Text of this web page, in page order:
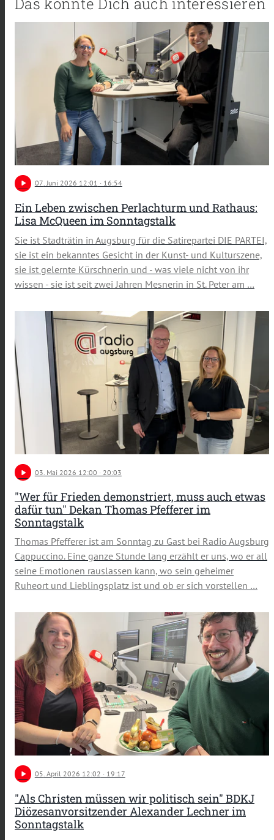
play_arrow 07. Juni 2026 12:01 · 16:54
Ein Leben zwischen Perlachturm und Rathaus:
Lisa McQueen im Sonntagstalk
Sie ist Stadträtin in Augsburg für die Satirepartei DIE PARTEI,
sie ist ein bekanntes Gesicht in der Kunst- und Kulturszene,
sie ist gelernte Kürschnerin und - was viele nicht von ihr
wissen - sie ist seit zwei Jahren Mesnerin in St. Peter am …
play_arrow 03 . Mai 2026 12:00 · 20:03
"Wer für Frieden demonstriert, muss auch etwas
dafür tun" Dekan Thomas Pfefferer im
Sonntagstalk
Thomas Pfefferer ist am Sonntag zu Gast bei Radio Augsburg
Cappuccino. Eine ganze Stunde lang erzählt er uns, wo er all
seine Emotionen rauslassen kann, wo sein geheimer
Ruheort und Lieblingsplatz ist und ob er sich vorstellen …
play_arrow 05. April 2026 12:02 · 19:17
"Als Christen müssen wir politisch sein" BDKJ
Diözesanvorsitzender Alexander Lechner im
Sonntagstalk